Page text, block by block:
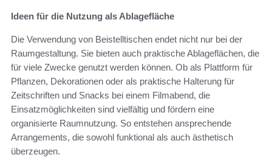
Ideen für die Nutzung als Ablagefläche
Die Verwendung von Beistelltischen endet nicht nur bei der
Raumgestaltung. Sie bieten auch praktische Ablageflächen, die
für viele Zwecke genutzt werden können. Ob als Plattform für
Pflanzen, Dekorationen oder als praktische Halterung für
Zeitschriften und Snacks bei einem Filmabend, die
Einsatzmöglichkeiten sind vielfältig und fördern eine
organisierte Raumnutzung. So entstehen ansprechende
Arrangements, die sowohl funktional als auch ästhetisch
überzeugen.